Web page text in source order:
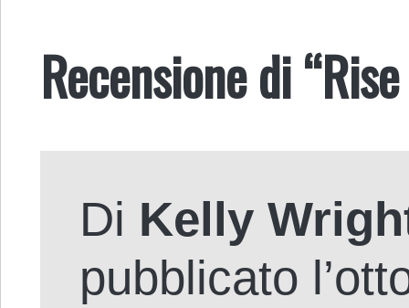
Recensione di
Di Kelly
pubblicato